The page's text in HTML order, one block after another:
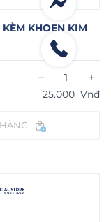
KHOEN KIM
− +
25.000 Vnđ